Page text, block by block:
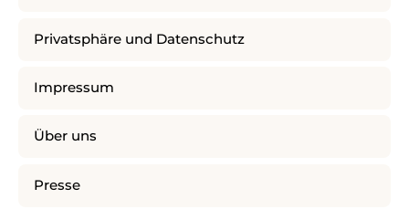
Privatsphäre und Datenschutz
Impressum
Über uns
Presse